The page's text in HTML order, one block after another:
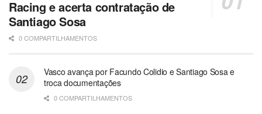
Racing e acerta contratação de
Santiago Sosa
0 COMPARTILHAMENTOS
Vasco avança por Facundo Colidio e Santiago Sosa e
troca documentações
0 COMPARTILHAMENTOS